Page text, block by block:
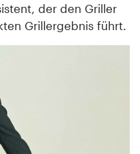
der den Griller
Grillergebnis führt.